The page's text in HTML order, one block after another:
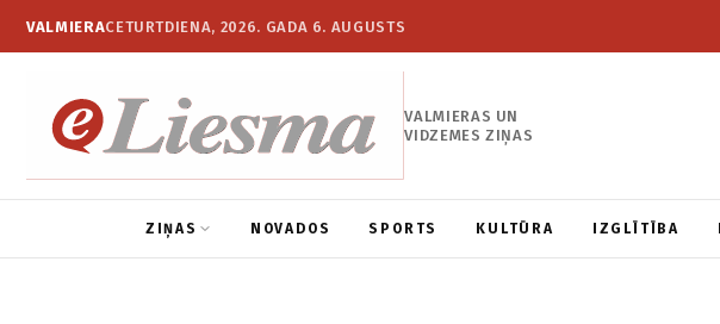
VALMIERACETURTDIENA, 2026. GADA 6. AUGUSTS
VALMIERAS UN
VIDZEMES ZIŅAS
ZIŅAS NOVADOS SPORTS KULTŪRA IZGLĪTĪBA